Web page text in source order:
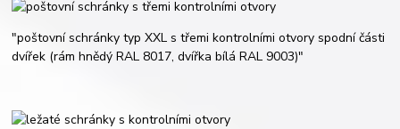
"poštovní schránky typ XXL s třemi kontrolními otvory spodní části
dvířek (rám hnědý RAL 8017, dvířka bílá RAL 9003)"